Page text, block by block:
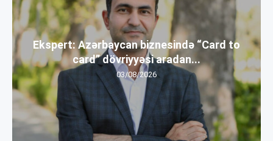
Ekspert: Azərbaycan biznesində “Card to
card” dövriyyəsi aradan...
03/08/2026